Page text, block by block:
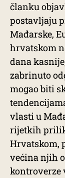
članku
postavljaju
Mađarske,
hrvatskom
dana
zabrinuto
mogao biti
vlasti u
rijetkih
Hrvatskom,
većina njih
kontroverze